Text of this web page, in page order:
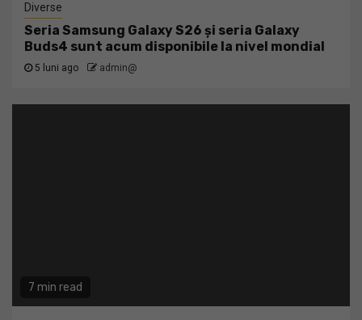
Diverse
Seria Samsung Galaxy S26 și seria Galaxy
Buds4 sunt acum disponibile la nivel mondial
5 luni ago admin@
7 min read